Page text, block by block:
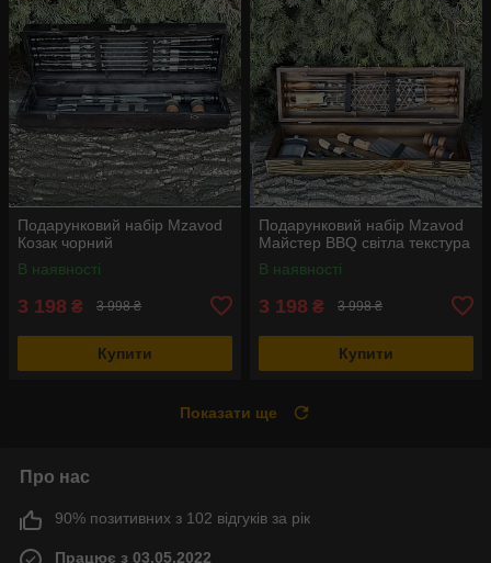
Подарунковий набір Mzavod
Козак чорний
В наявності
3 198 ₴ 3 998 ₴
Купити
Подарунковий набір Mzavod
Майстер BBQ світла текстура
В наявності
3 198 ₴ 3 998 ₴
Купити
Показати ще
Про нас
90% позитивних з 102 відгуків за рік
Працює з 03.05.2022